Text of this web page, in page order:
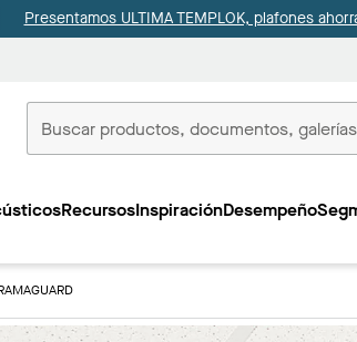
Presentamos ULTIMA TEMPLOK, plafones
RecursosInspiraciónDesempeño